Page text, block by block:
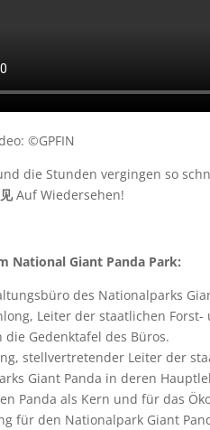
©GPFIN
die Stunden vergingen so
Auf Wiedersehen!
National Giant Panda Park:
des Nationalparks
Leiter der staatlichen
Gedenktafel des Büros.
stellvertretender Leiter der
Giant Panda in deren
Panda als Kern und für das
für den Nationalpark Giant